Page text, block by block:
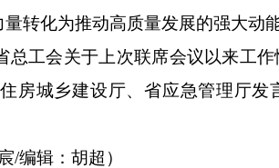
转化为推动高质量发展的强大动能
工会关于上次联席会议以来工作
房城乡建设厅、省应急管理厅发
编辑：胡超）